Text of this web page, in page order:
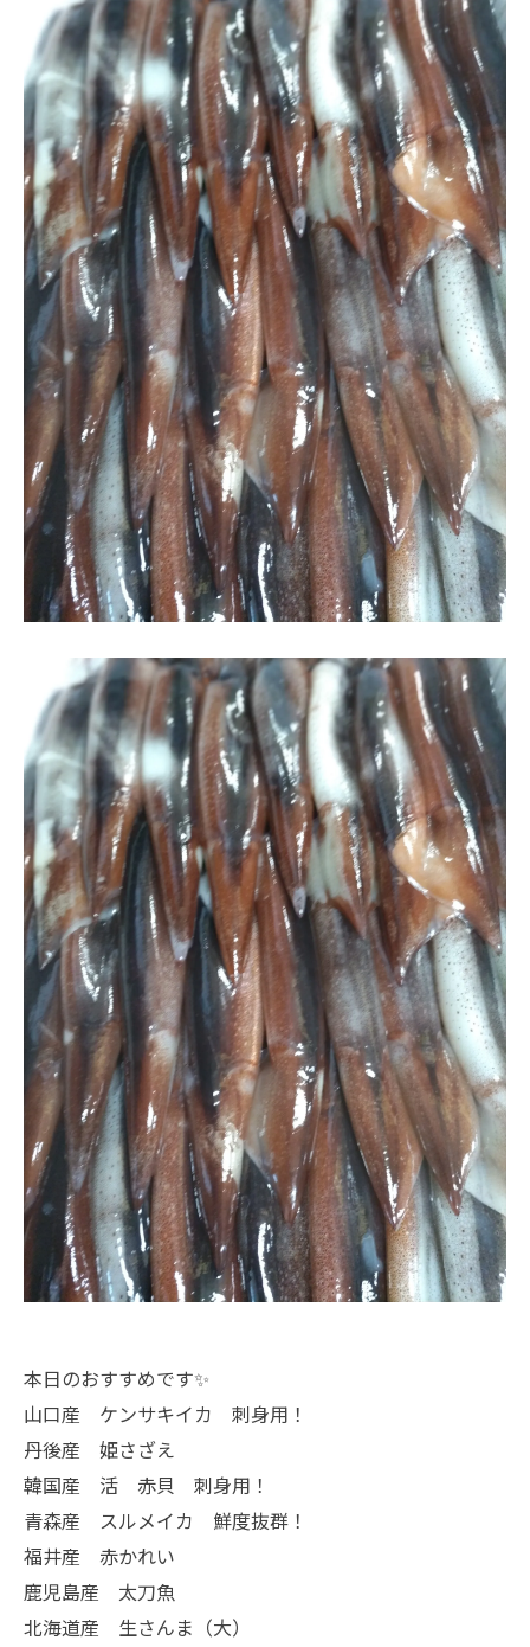
本日のおすすめです✨
山口産 ケンサキイカ 刺身用！
丹後産 姫さざえ
韓国産 活 赤貝 刺身用！
青森産 スルメイカ 鮮度抜群！
福井産 赤かれい
鹿児島産 太刀魚
北海道産 生さんま（大）